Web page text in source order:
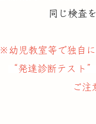
同じ検査
※幼児教室等で独自
“発達診断テスト
ご注